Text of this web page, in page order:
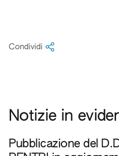
Condividi
Notizie in
Pubblicazione del